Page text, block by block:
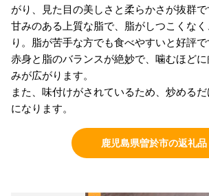
がり、見た目の美しさと柔らかさが抜群で
甘みのある上質な脂で、脂がしつこくな
り。脂が苦手な方でも食べやすいと好評で
赤身と脂のバランスが絶妙で、噛むほど
みが広がります。
また、味付けがされているため、炒める
になります。
鹿児島県曽於市の返礼品